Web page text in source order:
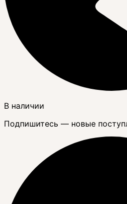
В наличии
Подпишитесь — новые